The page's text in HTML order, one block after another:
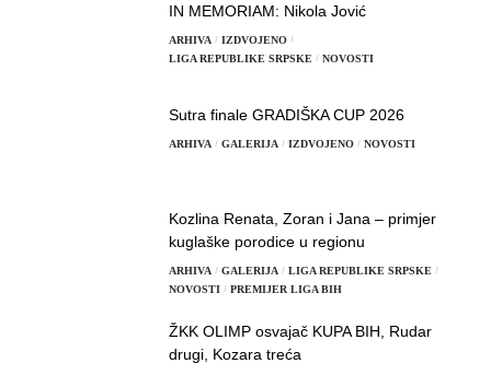
IN MEMORIAM: Nikola Jović
ARHIVA
IZDVOJENO
LIGA REPUBLIKE SRPSKE
NOVOSTI
Sutra finale GRADIŠKA CUP 2026
ARHIVA GALERIJA IZDVOJENO NOVOSTI
Kozlina Renata, Zoran i Jana – primjer
kuglaške porodice u regionu
ARHIVA GALERIJA
LIGA REPUBLIKE SRPSKE
NOVOSTI
PREMIJER LIGA BIH
ŽKK OLIMP osvajač KUPA BIH, Rudar
drugi, Kozara treća